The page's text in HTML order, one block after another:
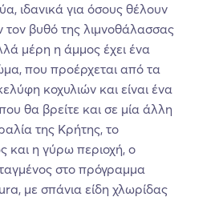
ιδανικά για όσους θέλουν
βυθό της λιμνοθάλασσας
μέρη η άμμος έχει ένα
που προέρχεται από τα
κοχυλιών και είναι ένα
θα βρείτε και σε μία άλλη
της Κρήτης, το
και η γύρω περιοχή, ο
στο πρόγραμμα
με σπάνια είδη χλωρίδας